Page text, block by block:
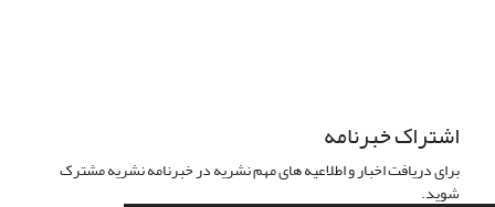
اشتراک خبرنامه
برای دریافت اخبار و اطلاعیه های مهم نشریه در خبرنامه نشریه مشترک
شوید.